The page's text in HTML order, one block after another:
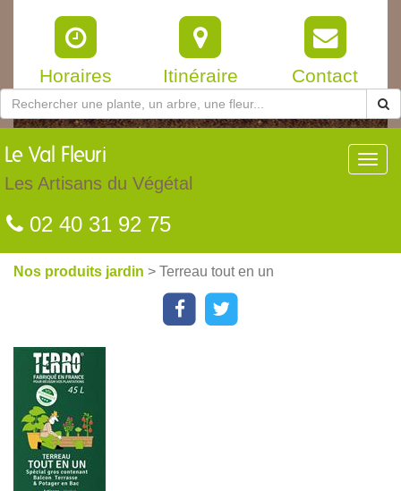
Horaires Itinéraire Contact
Le Val Fleuri
Les Artisans du Végétal
02 40 31 92 75
Nos produits jardin > Terreau tout en un